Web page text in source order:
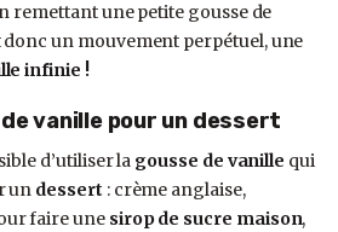
remettant une petite gousse de
un mouvement perpétuel, une
infinie !
vanille pour un dessert
d’utiliser la gousse de vanille qui
un dessert : crème anglaise,
faire unesirop de sucre maison,